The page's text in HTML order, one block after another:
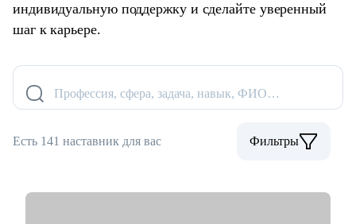
индивидуальную поддержку и сделайте уверенный
шаг к карьере.
Профессия, сфера, задача, навык, ФИО…
Есть 141 наставник для вас Фильтры